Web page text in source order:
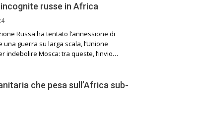
russe in Africa
Russa ha tentato l’annessione di
guerra su larga scala, l’Unione
indebolire Mosca: tra queste, l’invio…
che pesa sull’Africa sub-